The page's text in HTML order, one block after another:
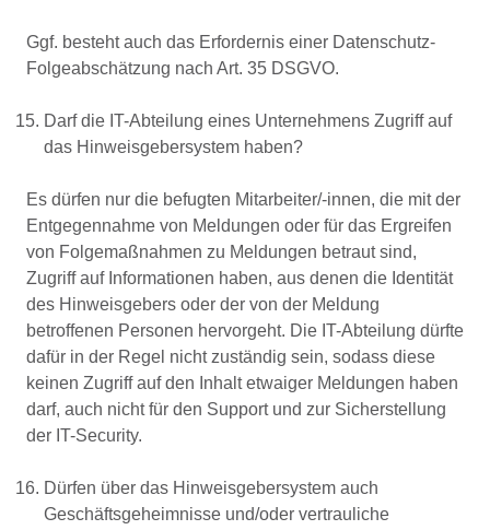
Ggf. besteht auch das Erfordernis einer Datenschutz-
Folgeabschätzung nach Art. 35 DSGVO.
Darf die IT-Abteilung eines Unternehmens Zugriff auf
das Hinweisgebersystem haben?
Es dürfen nur die befugten Mitarbeiter/-innen, die mit der
Entgegennahme von Meldungen oder für das Ergreifen
von Folgemaßnahmen zu Meldungen betraut sind,
Zugriff auf Informationen haben, aus denen die Identität
des Hinweisgebers oder der von der Meldung
betroffenen Personen hervorgeht. Die IT-Abteilung dürfte
dafür in der Regel nicht zuständig sein, sodass diese
keinen Zugriff auf den Inhalt etwaiger Meldungen haben
darf, auch nicht für den Support und zur Sicherstellung
der IT-Security.
Dürfen über das Hinweisgebersystem auch
Geschäftsgeheimnisse und/oder vertrauliche